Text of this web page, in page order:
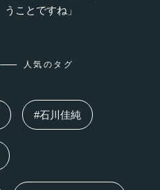
うことですね」
人気のタグ
#石川佳純